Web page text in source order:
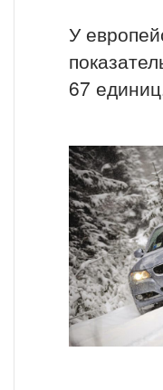
У
67